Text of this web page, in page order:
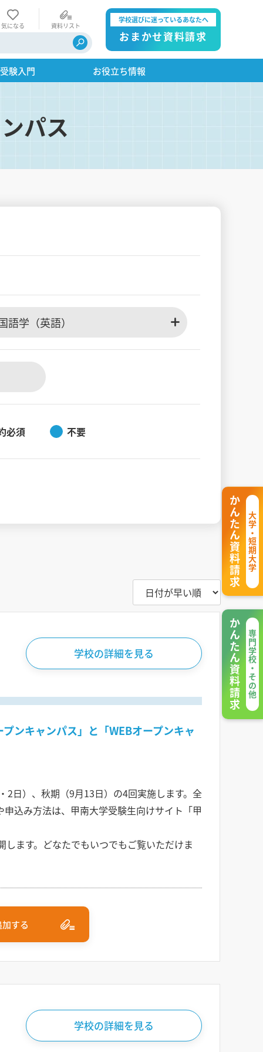
気になる 資料リスト
学校選びに迷っているあなたへ
おまかせ資料請求
験入門 お役立ち情報
パス
語学（英語）
必須 不要
学校の詳細を見る
ンキャンパス」と「WEBオープンキャ
日）、秋期（9月13日）の4回実施します。全
込み方法は、甲南大学受験生向けサイト「甲
ます。どなたでもいつでもご覧いただけま
する
学校の詳細を見る
大学・短期大学
かんたん資料請求
専門学校・その他
かんたん資料請求